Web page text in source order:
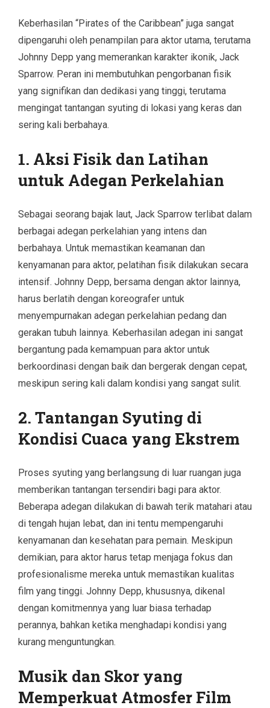
Keberhasilan “Pirates of the Caribbean” juga sangat
dipengaruhi oleh penampilan para aktor utama, terutama
Johnny Depp yang memerankan karakter ikonik, Jack
Sparrow. Peran ini membutuhkan pengorbanan fisik
yang signifikan dan dedikasi yang tinggi, terutama
mengingat tantangan syuting di lokasi yang keras dan
sering kali berbahaya.
1. Aksi Fisik dan Latihan
untuk Adegan Perkelahian
Sebagai seorang bajak laut, Jack Sparrow terlibat dalam
berbagai adegan perkelahian yang intens dan
berbahaya. Untuk memastikan keamanan dan
kenyamanan para aktor, pelatihan fisik dilakukan secara
intensif. Johnny Depp, bersama dengan aktor lainnya,
harus berlatih dengan koreografer untuk
menyempurnakan adegan perkelahian pedang dan
gerakan tubuh lainnya. Keberhasilan adegan ini sangat
bergantung pada kemampuan para aktor untuk
berkoordinasi dengan baik dan bergerak dengan cepat,
meskipun sering kali dalam kondisi yang sangat sulit.
2. Tantangan Syuting di
Kondisi Cuaca yang Ekstrem
Proses syuting yang berlangsung di luar ruangan juga
memberikan tantangan tersendiri bagi para aktor.
Beberapa adegan dilakukan di bawah terik matahari atau
di tengah hujan lebat, dan ini tentu mempengaruhi
kenyamanan dan kesehatan para pemain. Meskipun
demikian, para aktor harus tetap menjaga fokus dan
profesionalisme mereka untuk memastikan kualitas
film yang tinggi. Johnny Depp, khususnya, dikenal
dengan komitmennya yang luar biasa terhadap
perannya, bahkan ketika menghadapi kondisi yang
kurang menguntungkan.
Musik dan Skor yang
Memperkuat Atmosfer Film